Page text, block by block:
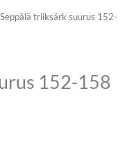
triiksärk suurus 152-
152-158